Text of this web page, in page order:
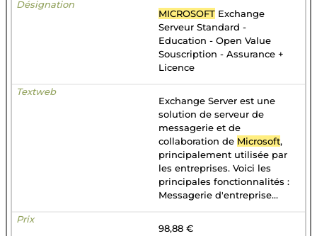
MICROSOFT Exchange
Serveur Standard -
Education - Open Value
Souscription - Assurance +
Licence
Exchange Server est une
solution de serveur de
messagerie et de
collaboration de Microsoft,
principalement utilisée par
les entreprises. Voici les
principales fonctionnalités :
Messagerie d'entreprise...
98,88 €